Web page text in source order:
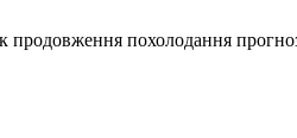
продовження похолодання